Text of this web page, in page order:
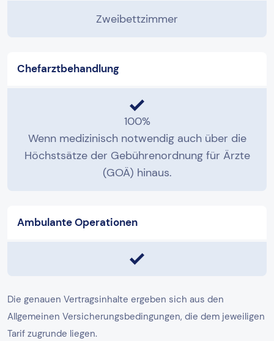
Zweibettzimmer
Chefarztbehandlung
100%
Wenn medizinisch notwendig auch über die
Höchstsätze der Gebührenordnung für Ärzte
(GOÄ) hinaus.
Ambulante Operationen
Die genauen Vertragsinhalte ergeben sich aus den
Allgemeinen Versicherungsbedingungen, die dem jeweiligen
Tarif zugrunde liegen.